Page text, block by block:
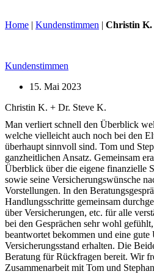
Home | Kundenstimmen | Christin K.
Kundenstimmen
15. Mai 2023
Christin K. + Dr. Steve K.
Man verliert schnell den Überblick
welche vielleicht auch noch bei den
überhaupt sinnvoll sind. Tom und
ganzheitlichen Ansatz. Gemeinsam
Überblick über die eigene finanzielle
sowie seine Versicherungswünsche
Vorstellungen. In den
Handlungsschritte gemeinsam
über Versicherungen, etc. für alle
bei den Gesprächen sehr wohl
beantwortet bekommen und eine gute
Versicherungsstand erhalten. Die
Beratung für Rückfragen bereit. Wir
Zusammenarbeit mit Tom und